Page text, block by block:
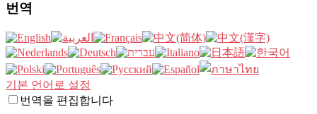
번역
기본 언어로 설정
번역을 편집합니다